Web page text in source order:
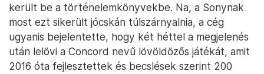
került be a történelemkönyvekbe. Na, a Sonynak
most ezt sikerült jócskán túlszárnyalnia, a cég
ugyanis bejelentette, hogy két héttel a megjelenés
után lelövi a Concord nevű lövöldözős játékát, amit
2016 óta fejlesztettek és becslések szerint 200